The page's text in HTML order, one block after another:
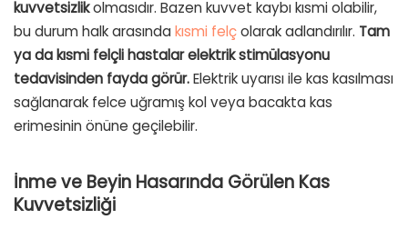
kuvvetsizlikolmasıdır. Bazen kuvvet kaybı kısmi olabilir,
bu durum halk arasında kısmi felçolarak adlandırılır. Tam
ya da kısmi felçli hastalar elektrik stimülasyonu
tedavisinden fayda görür.Elektrik uyarısı ile kas kasılması
sağlanarak felce uğramış kol veya bacakta kas
erimesinin önüne geçilebilir.
İnme ve Beyin Hasarında Görülen Kas
Kuvvetsizliği